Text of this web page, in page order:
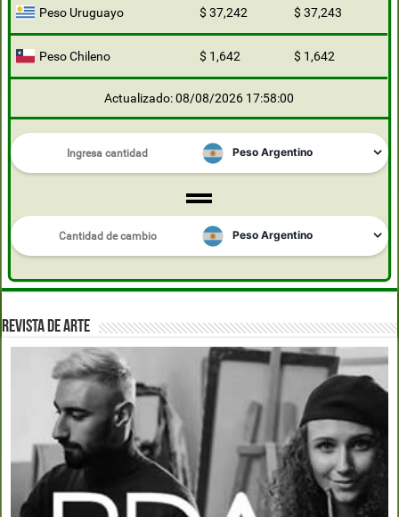
Peso Uruguayo $ 37,242 $ 37,243
Peso Chileno $ 1,642 $ 1,642
Actualizado: 08/08/2026 17:58:00
REVISTA DE ARTE